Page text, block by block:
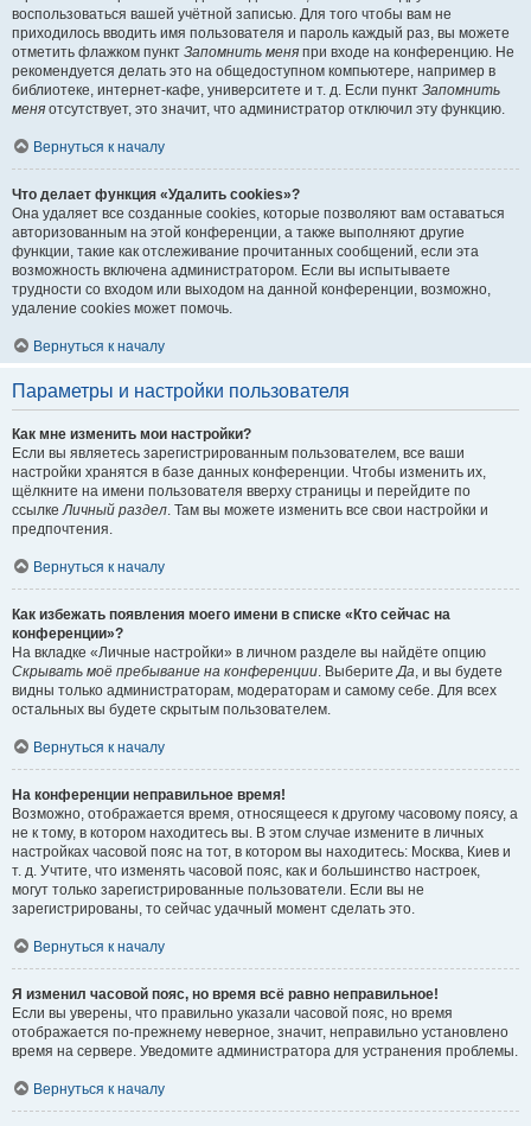
воспользоваться вашей учётной записью. Для того чтобы вам не
приходилось вводить имя пользователя и пароль каждый раз, вы можете
отметить флажком пункт Запомнить меня при входе на конференцию. Не
рекомендуется делать это на общедоступном компьютере, например в
библиотеке, интернет-кафе, университете и т. д. Если пункт Запомнить
меня отсутствует, это значит, что администратор отключил эту функцию.
Вернуться к началу
Что делает функция «Удалить cookies»?
Она удаляет все созданные cookies, которые позволяют вам оставаться
авторизованным на этой конференции, а также выполняют другие
функции, такие как отслеживание прочитанных сообщений, если эта
возможность включена администратором. Если вы испытываете
трудности со входом или выходом на данной конференции, возможно,
удаление cookies может помочь.
Вернуться к началу
Параметры и настройки пользователя
Как мне изменить мои настройки?
Если вы являетесь зарегистрированным пользователем, все ваши
настройки хранятся в базе данных конференции. Чтобы изменить их,
щёлкните на имени пользователя вверху страницы и перейдите по
ссылкеЛичный раздел. Там вы можете изменить все свои настройки и
предпочтения.
Вернуться к началу
Как избежать появления моего имени в списке «Кто сейчас на
конференции»?
На вкладке «Личные настройки» в личном разделе вы найдёте опцию
Скрывать моё пребывание на конференции. ВыберитеДа, и вы будете
видны только администраторам, модераторам и самому себе. Для всех
остальных вы будете скрытым пользователем.
Вернуться к началу
На конференции неправильное время!
Возможно, отображается время, относящееся к другому часовому поясу, а
не к тому, в котором находитесь вы. В этом случае измените в личных
настройках часовой пояс на тот, в котором вы находитесь: Москва, Киев и
т. д. Учтите, что изменять часовой пояс, как и большинство настроек,
могут только зарегистрированные пользователи. Если вы не
зарегистрированы, то сейчас удачный момент сделать это.
Вернуться к началу
Я изменил часовой пояс, но время всё равно неправильное!
Если вы уверены, что правильно указали часовой пояс, но время
отображается по-прежнему неверное, значит, неправильно установлено
время на сервере. Уведомите администратора для устранения проблемы.
Вернуться к началу